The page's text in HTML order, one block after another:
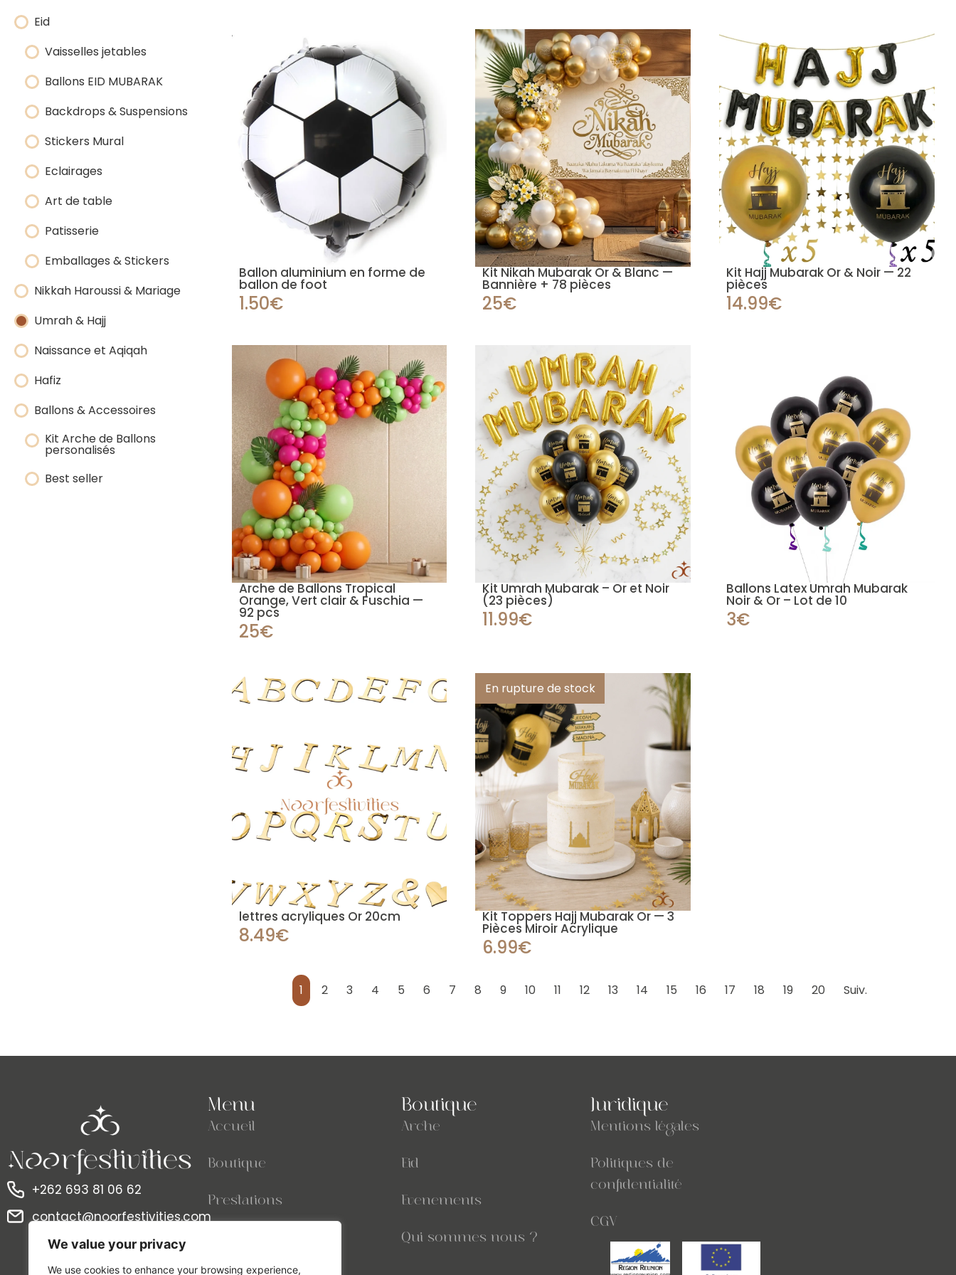
We value your privacy
We use cookies to enhance your browsing experience,
Eid
Vaisselles jetables
Ballons EID MUBARAK
Backdrops & Suspensions
Stickers Mural
Eclairages
Art de table
Patisserie
Emballages & Stickers
Nikkah Haroussi & Mariage
Umrah & Hajj
Naissance et Aqiqah
Hafiz
Ballons & Accessoires
Kit Arche de Ballons
personalisés
Best seller
Ballon aluminium en forme de
ballon de foot
1.50€
Kit Nikah Mubarak Or & Blanc —
Bannière + 78 pièces
25€
Kit Hajj Mubarak Or & Noir — 22
pièces
14.99€
Arche de Ballons Tropical
Orange, Vert clair & Fuschia —
92 pcs
25€
Kit Umrah Mubarak – Or et Noir
(23 pièces)
11.99€
Ballons Latex Umrah Mubarak
Noir & Or – Lot de 10
3€
lettres acryliques Or 20cm
8.49€
En rupture de stock
Kit Toppers Hajj Mubarak Or — 3
Pièces Miroir Acrylique
6.99€
1 2 3 4 5 6 7 8 9 10 11 12 13 14 15 16 17 18 19 20 Suiv.
+262 693 81 06 62
contact@noorfestivities.com
Menu
Accueil
Boutique
Prestations
Boutique
Arche
Eid
Evenements
Qui sommes nous ?
Juridique
Mentions légales
Politiques de
confidentialité
CGV